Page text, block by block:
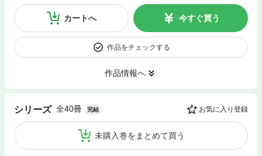
カートへ 今すぐ買う
作品をチェックする
作品情報へ
シリーズ 全40冊 完結 お気に入り登録
未購入巻をまとめて買う